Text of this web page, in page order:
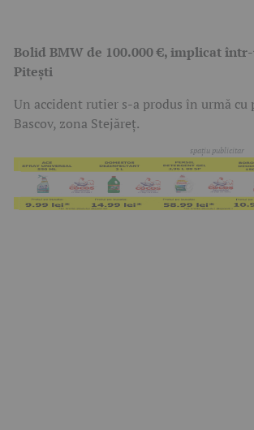
Bolid BMW de 100.000 €, implicat
Pitești
Un accident rutier s-a produs în urmă
Bascov, zona Stejăreț.